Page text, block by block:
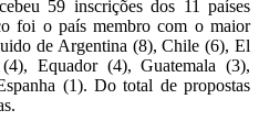
59 inscrições dos 11 países
foi o país membro com o maior
de Argentina (8), Chile (6), El
Equador (4), Guatemala (3),
(1). Do total de propostas